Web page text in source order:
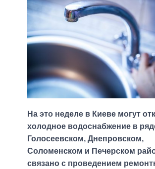
ВСЕ ПЕРСОНЫ
На это неделе в Киеве могут
холодное водоснабжение в
Голосеевском, Днепровском,
Соломенском и Печерском
связано с проведением